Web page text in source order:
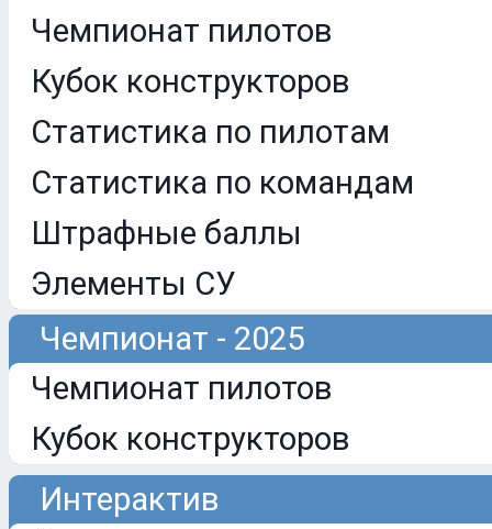
Чемпионат пилотов
Кубок конструкторов
Статистика по пилотам
Статистика по командам
Штрафные баллы
Элементы СУ
Чемпионат - 2025
Чемпионат пилотов
Кубок конструкторов
Интерактив